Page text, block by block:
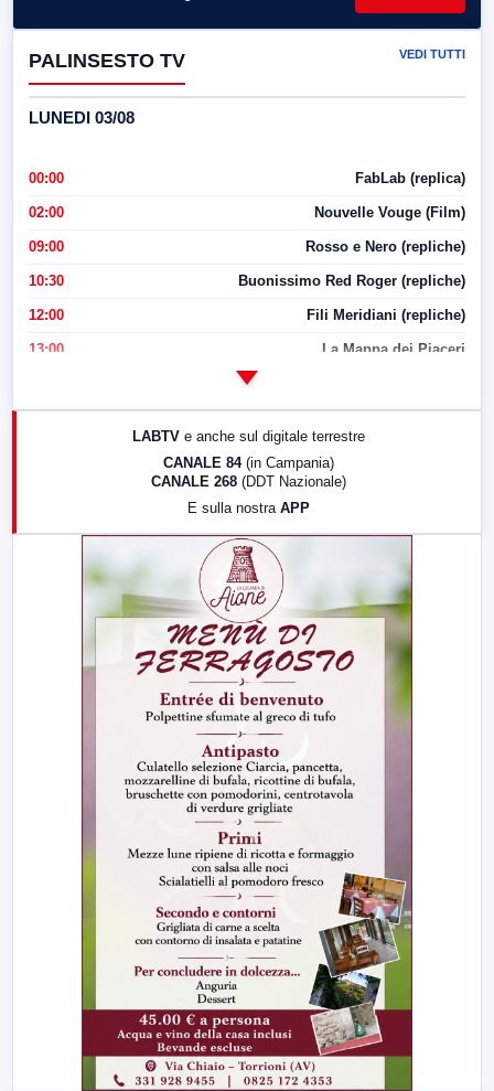
PALINSESTO TV VEDI TUTTI
LUNEDI 03/08
00:00 FabLab (replica)
02:00 Nouvelle Vouge (Film)
09:00 Rosso e Nero (repliche)
10:30 Buonissimo Red Roger (repliche)
12:00 Fili Meridiani (repliche)
13:00 La Mappa dei Piaceri
LABTV e anche sul digitale terrestre
CANALE 84 (in Campania)
CANALE 268 (DDT Nazionale)
E sulla nostra APP